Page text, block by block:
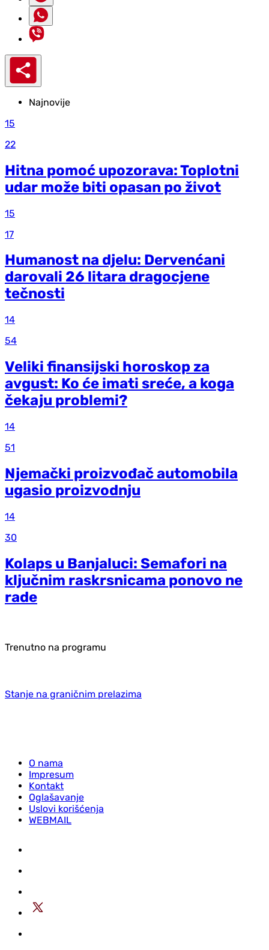
Najnovije
15
22
Hitna pomoć upozorava: Toplotni
udar može biti opasan po život
15
17
Humanost na djelu: Dervenćani
darovali 26 litara dragocjene
tečnosti
14
54
Veliki finansijski horoskop za
avgust: Ko će imati sreće, a koga
čekaju problemi?
14
51
Njemački proizvođač automobila
ugasio proizvodnju
14
30
Kolaps u Banjaluci: Semafori na
ključnim raskrsnicama ponovo ne
rade
Trenutno na programu
Stanje na graničnim prelazima
O nama
Impresum
Kontakt
Oglašavanje
Uslovi korišćenja
WEBMAIL